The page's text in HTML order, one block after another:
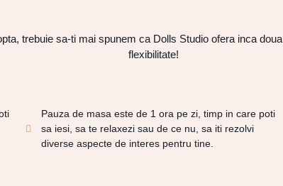
trebuie sa-ti mai spunem ca Dolls Studio ofera inca
flexibilitate!
Pauza de masa este de 1 ora pe zi, timp in care poti
sa iesi, sa te relaxezi sau de ce nu, sa iti rezolvi
diverse aspecte de interes pentru tine.